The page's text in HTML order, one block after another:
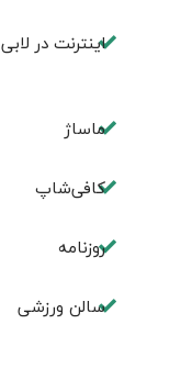
اینترنت در لابی
ماساژ
کافی‌شاپ
روزنامه
سالن ورزشی